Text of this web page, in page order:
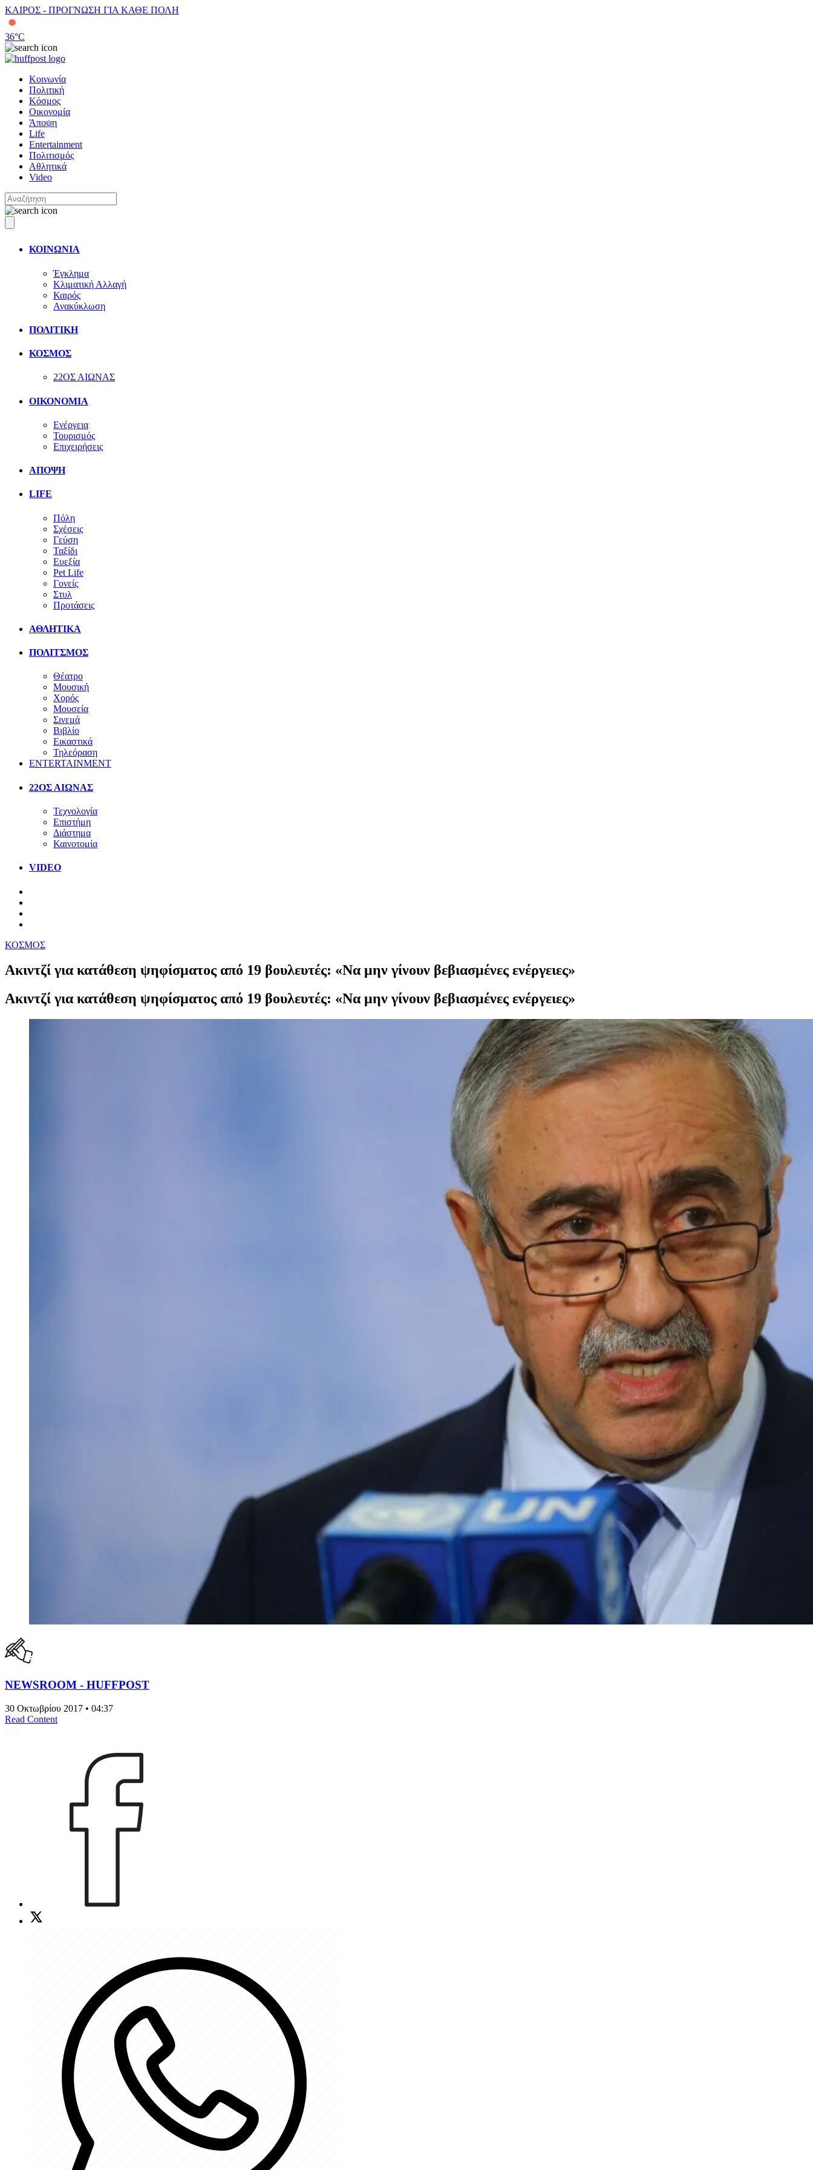
ΚΑΙΡΟΣ - ΠΡΟΓΝΩΣΗ ΓΙΑ ΚΑΘΕ ΠΟΛΗ
36°C
Κοινωνία
Πολιτική
Κόσμος
Οικονομία
Άποψη
Life
Entertainment
Πολιτισμός
Αθλητικά
Video
ΚΟΙΝΩΝΙΑ
Έγκλημα
Κλιματική Αλλαγή
Καιρός
Ανακύκλωση
ΠΟΛΙΤΙΚΗ
ΚΟΣΜΟΣ
22ΟΣ ΑΙΩΝΑΣ
ΟΙΚΟΝΟΜΙΑ
Ενέργεια
Τουρισμός
Επιχειρήσεις
ΑΠΟΨΗ
LIFE
Πόλη
Σχέσεις
Γεύση
Ταξίδι
Ευεξία
Pet Life
Γονείς
Στυλ
Προτάσεις
ΑΘΛΗΤΙΚΑ
ΠΟΛΙΤΣΜΟΣ
Θέατρο
Μουσική
Χορός
Μουσεία
Σινεμά
Βιβλίο
Εικαστικά
Τηλεόραση
ENTERTAINMENT
22ΟΣ ΑΙΩΝΑΣ
Τεχνολογία
Επιστήμη
Διάστημα
Καινοτομία
VIDEO
ΚΟΣΜΟΣ
Ακιντζί για κατάθεση ψηφίσματος από 19 βουλευτές: «Να μην γίνουν βεβιασμένες ενέργειες»
Ακιντζί για κατάθεση ψηφίσματος από 19 βουλευτές: «Να μην γίνουν βεβιασμένες ενέργειες»
NEWSROOM - HUFFPOST
30 Οκτωβρίου 2017 • 04:37
Read Content